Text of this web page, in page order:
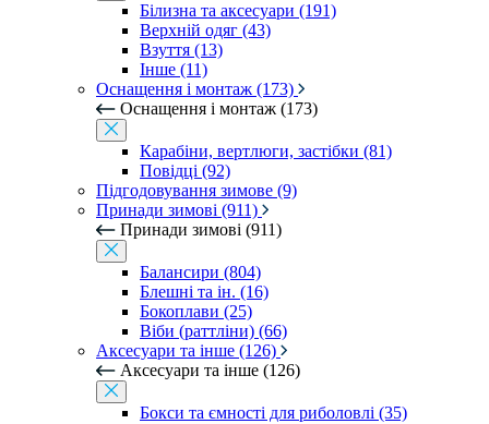
Білизна та аксесуари (191)
Верхній одяг (43)
Взуття (13)
Інше (11)
Оснащення і монтаж (173)
Оснащення і монтаж (173)
Карабіни, вертлюги, застібки (81)
Повідці (92)
Підгодовування зимове (9)
Принади зимові (911)
Принади зимові (911)
Балансири (804)
Блешні та ін. (16)
Бокоплави (25)
Віби (раттліни) (66)
Аксесуари та інше (126)
Аксесуари та інше (126)
Бокси та ємності для риболовлі (35)